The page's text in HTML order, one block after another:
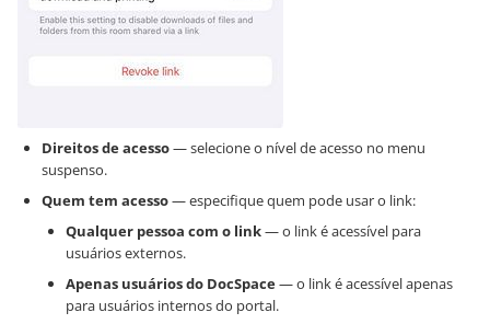
Direitos de acesso— selecione o nível de acesso no menu
suspenso.
Quem tem acesso— especifique quem pode usar o link:
Qualquer pessoa com o link— o link é acessível para
usuários externos.
Apenas usuários do DocSpace— o link é acessível apenas
para usuários internos do portal.